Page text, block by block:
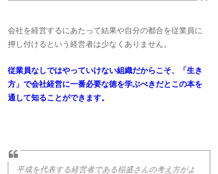
会社を経営するにあたって結果や自分の都合を従業員に
押し付けるという経営者は少なくありません。
従業員なしではやっていけない組織だからこそ、「生き
方」で会社経営に一番必要な徳を学ぶべきだとこの本を
通して知ることができます。
平成を代表する経営者である稲盛さんの考え方がよ